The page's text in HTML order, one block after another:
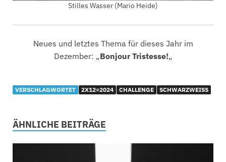
Stilles Wasser (Mario Heide)
Neues und letztes Thema für dieses Jahr im
Dezember: „Bonjour Tristesse!„
VERSCHLAGWORTET 2X12=2024 CHALLENGE SCHWARZWEISS
ÄHNLICHE BEITRÄGE